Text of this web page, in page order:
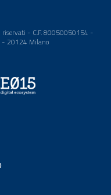
- C.F. 80050050154 -
- 20124 Milano